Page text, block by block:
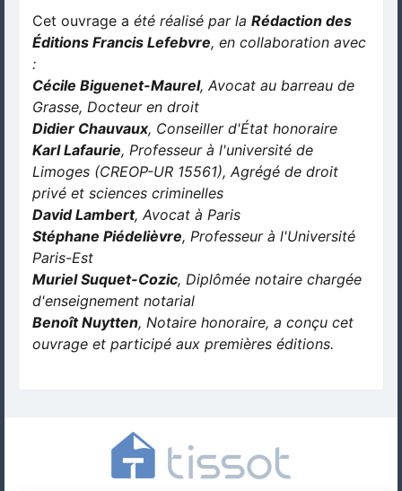
Cet ouvrage a été réalisé par la Rédaction des
Éditions Francis Lefebvre, en collaboration avec
:
Cécile Biguenet-Maurel, Avocat au barreau de
Grasse, Docteur en droit
Didier Chauvaux, Conseiller d'État honoraire
Karl Lafaurie, Professeur à l'université de
Limoges (CREOP-UR 15561), Agrégé de droit
privé et sciences criminelles
David Lambert, Avocat à Paris
Stéphane Piédelièvre, Professeur à l'Université
Paris-Est
Muriel Suquet-Cozic, Diplômée notaire chargée
d'enseignement notarial
Benoît Nuytten, Notaire honoraire, a conçu cet
ouvrage et participé aux premières éditions.